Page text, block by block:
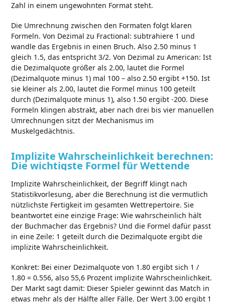
Zahl in einem ungewohnten Format steht.
Die Umrechnung zwischen den Formaten folgt klaren
Formeln. Von Dezimal zu Fractional: subtrahiere 1 und
wandle das Ergebnis in einen Bruch. Also 2.50 minus 1
gleich 1.5, das entspricht 3/2. Von Dezimal zu American: Ist
die Dezimalquote größer als 2.00, lautet die Formel
(Dezimalquote minus 1) mal 100 – also 2.50 ergibt +150. Ist
sie kleiner als 2.00, lautet die Formel minus 100 geteilt
durch (Dezimalquote minus 1), also 1.50 ergibt -200. Diese
Formeln klingen abstrakt, aber nach drei bis vier manuellen
Umrechnungen sitzt der Mechanismus im
Muskelgedächtnis.
Implizite Wahrscheinlichkeit berechnen:
Die wichtigste Formel für Wettende
Implizite Wahrscheinlichkeit, der Begriff klingt nach
Statistikvorlesung, aber die Berechnung ist die vermutlich
nützlichste Fertigkeit im gesamten Wettrepertoire. Sie
beantwortet eine einzige Frage: Wie wahrscheinlich hält
der Buchmacher das Ergebnis? Und die Formel dafür passt
in eine Zeile: 1 geteilt durch die Dezimalquote ergibt die
implizite Wahrscheinlichkeit.
Konkret: Bei einer Dezimalquote von 1.80 ergibt sich 1 /
1.80 = 0.556, also 55,6 Prozent implizite Wahrscheinlichkeit.
Der Markt sagt damit: Dieser Spieler gewinnt das Match in
etwas mehr als der Hälfte aller Fälle. Der Wert 3.00 ergibt 1